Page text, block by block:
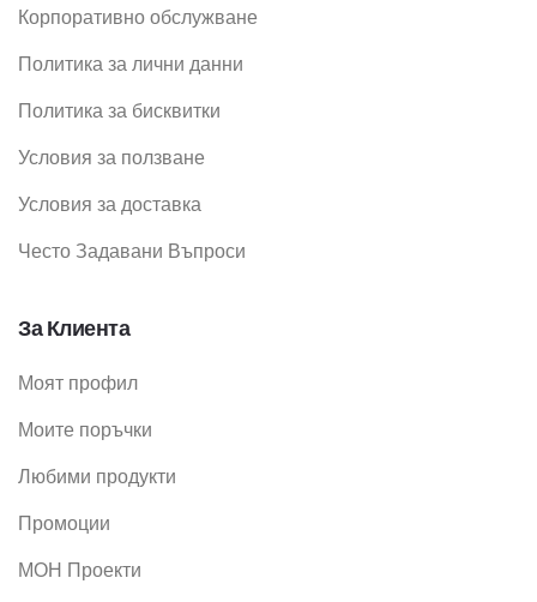
Корпоративно обслужване
Политика за лични данни
Политика за бисквитки
Условия за ползване
Условия за доставка
Често Задавани Въпроси
За Клиента
Моят профил
Моите поръчки
Любими продукти
Промоции
МОН Проекти